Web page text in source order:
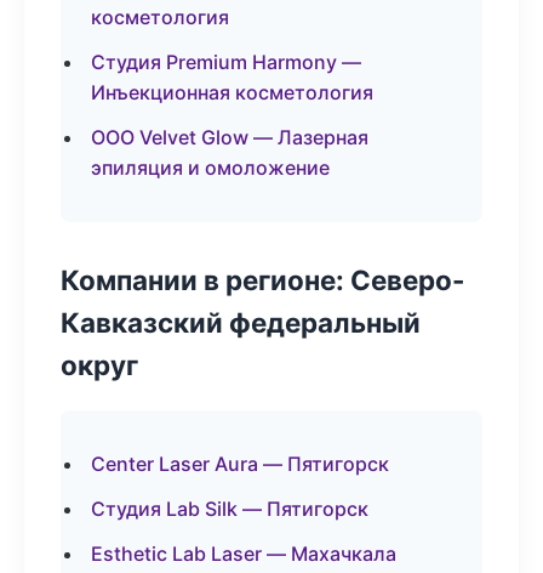
косметология
Студия Premium Harmony —
Инъекционная косметология
ООО Velvet Glow — Лазерная
эпиляция и омоложение
Компании в регионе: Северо-
Кавказский федеральный
округ
Center Laser Aura — Пятигорск
Студия Lab Silk — Пятигорск
Esthetic Lab Laser — Махачкала